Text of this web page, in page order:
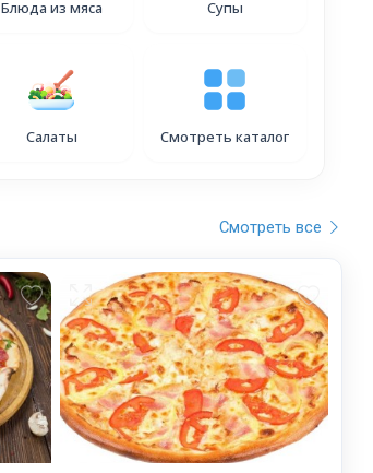
Блюда из мяса Супы
Салаты Смотреть каталог
Смотреть все